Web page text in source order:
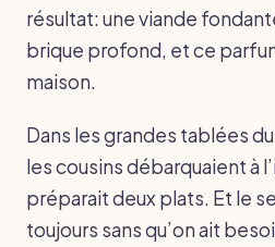
résultat: une viande
brique profond, et ce
maison.
Dans les grandes tablées
les cousins débarquaient à
préparait deux plats. Et le
toujours sans qu’on ait